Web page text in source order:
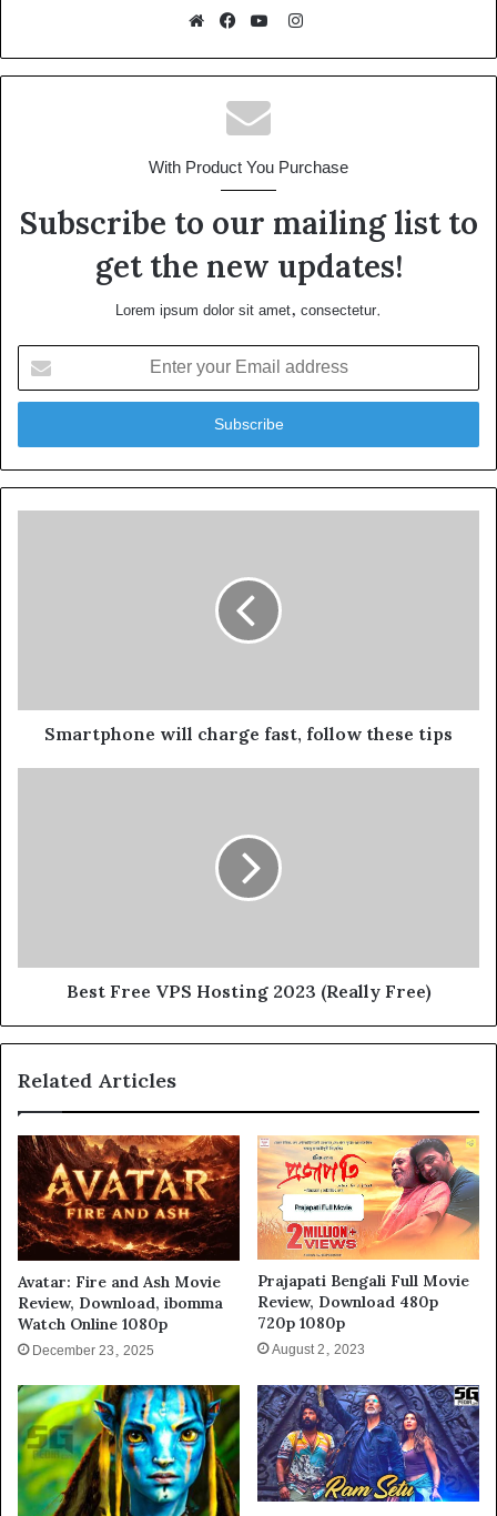
Instagram
With Product You Purchase
Subscribe to our mailing list to
get the new updates!
Lorem ipsum dolor sit amet, consectetur.
your
Email
Smartphone will charge fast, follow these tips
Best Free VPS Hosting 2023 (Really Free)
Related Articles
Avatar: Fire and Ash Movie
Review, Download, ibomma
Watch Online 1080p
December 23, 2025
Prajapati Bengali Full Movie
Review, Download 480p
720p 1080p
August 2, 2023